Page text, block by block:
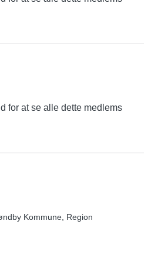
for at se alle dette medlems
Kommune, Region